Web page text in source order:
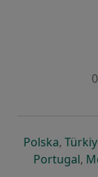
Polskase
,
Portugalse
,